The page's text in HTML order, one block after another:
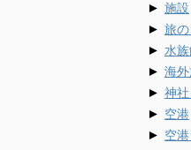
► 施設
► 旅
► 水
► 海
► 神
► 空港
► 空